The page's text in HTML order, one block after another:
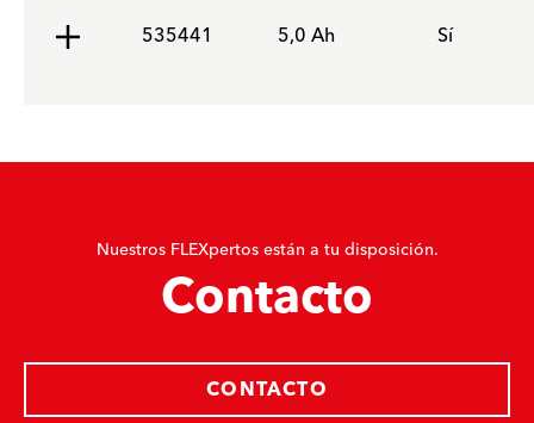
535441 5,0 Ah Sí
Nuestros FLEXpertos están a tu disposición.
Contacto
CONTACTO